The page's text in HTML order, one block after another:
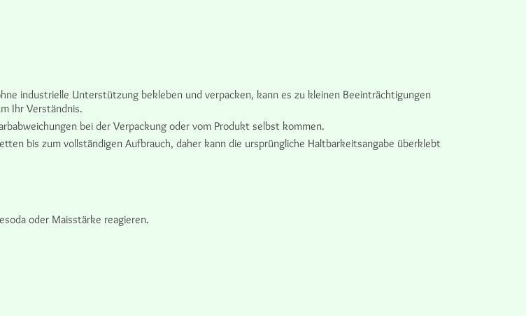
industrielle Unterstützung bekleben und verpacken, kann es zu kleinen Beeinträchtigungen
Ihr Verständnis.
bei der Verpackung oder vom Produkt selbst kommen.
bis zum vollständigen Aufbrauch, daher kann die ursprüngliche Haltbarkeitsangabe überklebt
oder Maisstärke reagieren.